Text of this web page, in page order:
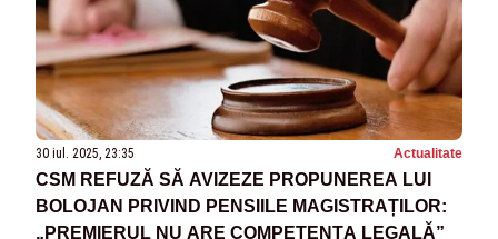
30 iul. 2025, 23:35 Actualitate
CSM REFUZĂ SĂ AVIZEZE PROPUNEREA LUI
BOLOJAN PRIVIND PENSIILE MAGISTRAȚILOR:
„PREMIERUL NU ARE COMPETENȚA LEGALĂ”